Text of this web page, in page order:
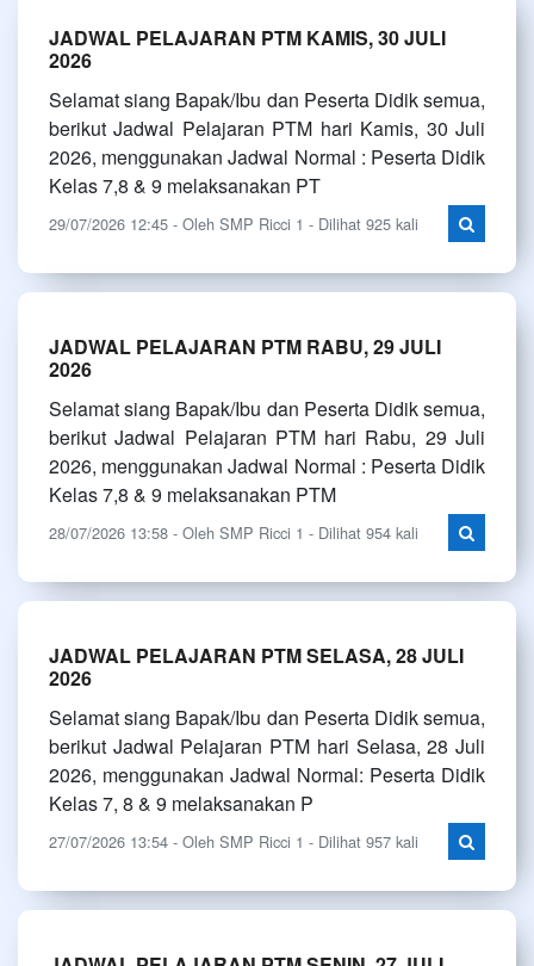
JADWAL PELAJARAN PTM KAMIS, 30 JULI
2026
Selamat siang Bapak/Ibu dan Peserta Didik semua,
berikut Jadwal Pelajaran PTM hari Kamis, 30 Juli
2026, menggunakan Jadwal Normal : Peserta Didik
Kelas 7,8 & 9 melaksanakan PT
29/07/2026 12:45 - Oleh SMP Ricci 1 - Dilihat 925 kali
JADWAL PELAJARAN PTM RABU, 29 JULI
2026
Selamat siang Bapak/Ibu dan Peserta Didik semua,
berikut Jadwal Pelajaran PTM hari Rabu, 29 Juli
2026, menggunakan Jadwal Normal : Peserta Didik
Kelas 7,8 & 9 melaksanakan PTM
28/07/2026 13:58 - Oleh SMP Ricci 1 - Dilihat 954 kali
JADWAL PELAJARAN PTM SELASA, 28 JULI
2026
Selamat siang Bapak/Ibu dan Peserta Didik semua,
berikut Jadwal Pelajaran PTM hari Selasa, 28 Juli
2026, menggunakan Jadwal Normal: Peserta Didik
Kelas 7, 8 & 9 melaksanakan P
27/07/2026 13:54 - Oleh SMP Ricci 1 - Dilihat 957 kali